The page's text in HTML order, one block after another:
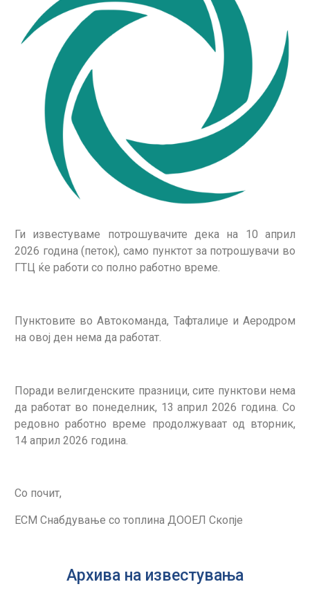
Ги известуваме потрошувачите дека на 10 април
2026 година (петок), само пунктот за потрошувачи во
ГТЦ ќе работи со полно работно време.
Пунктовите во Автокоманда, Тафталиџе и Аеродром
на овој ден нема да работат.
Поради велигденските празници, сите пунктови нема
да работат во понеделник, 13 април 2026 година. Со
редовно работно време продолжуваат од вторник,
14 април 2026 година.
Со почит,
ЕСМ Снабдување со топлина ДООЕЛ Скопје
Архива на известувања